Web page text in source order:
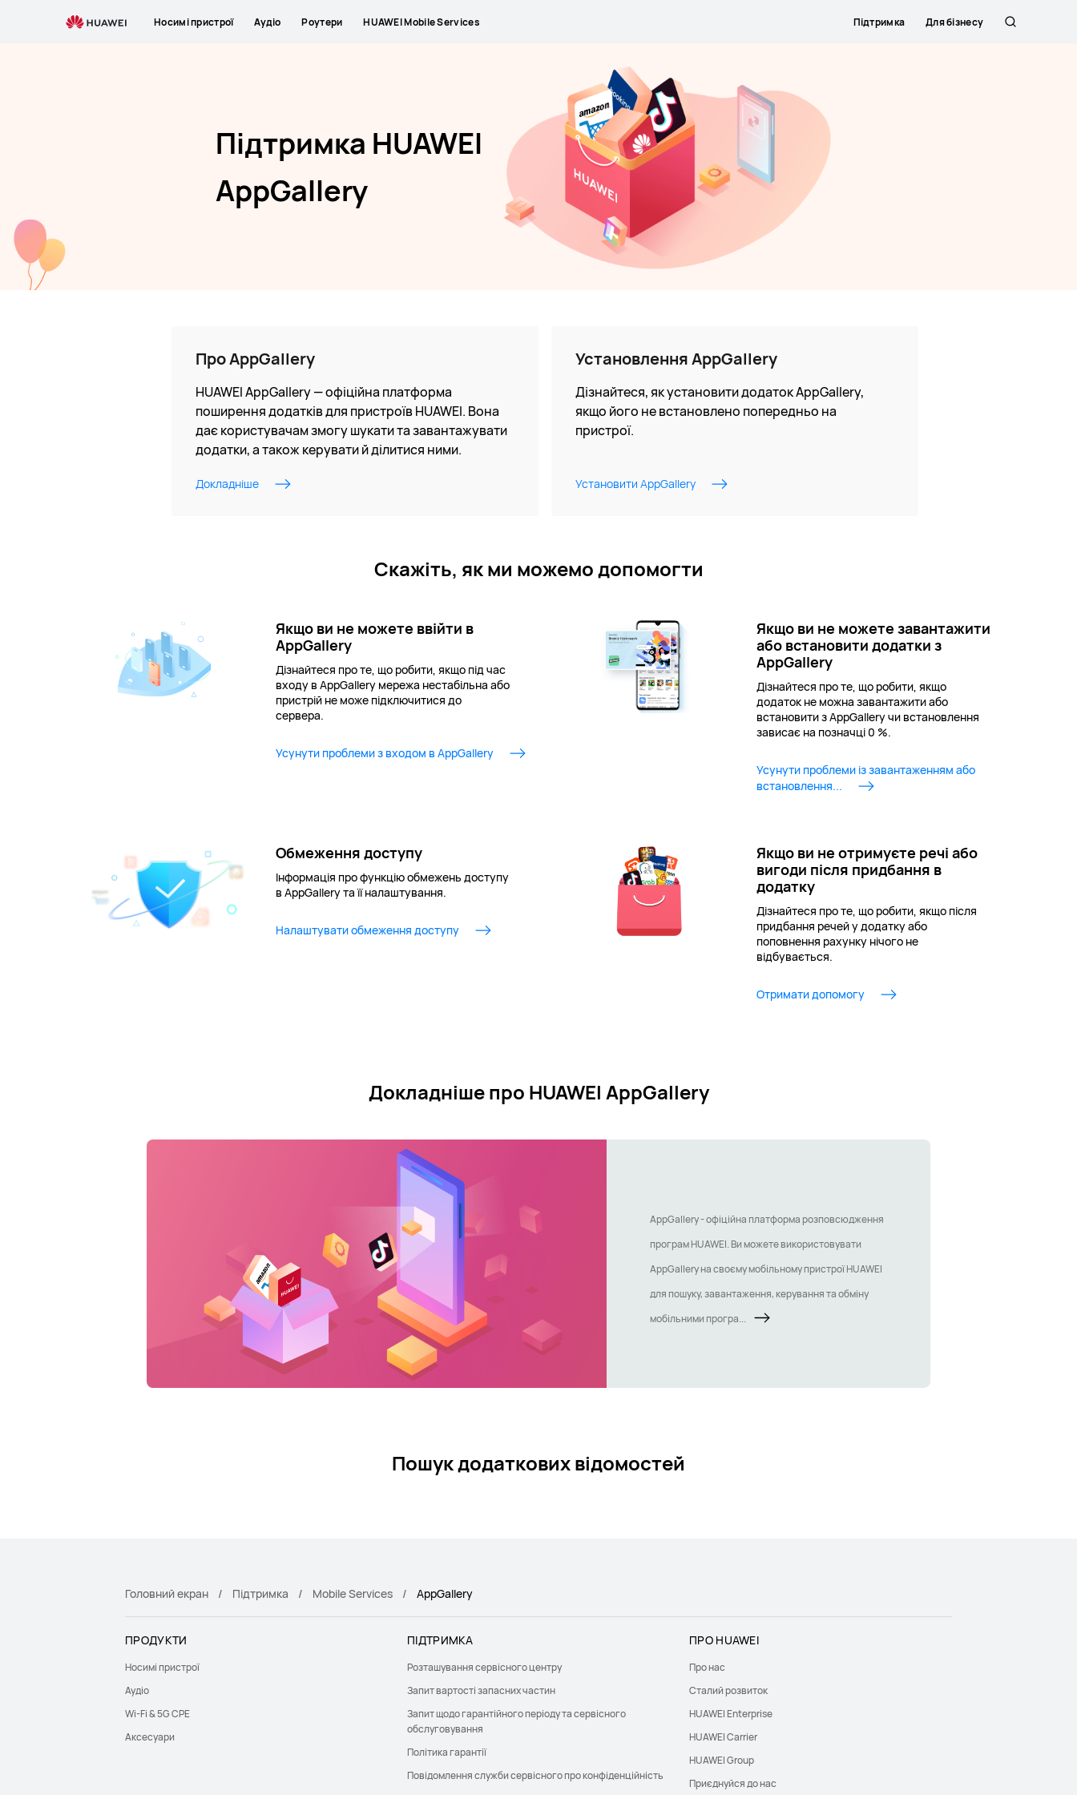
Носимі пристрої Аудіо Роутери HUAWEI Mobile Services Підтримка Для бізнесу
Підтримка HUAWEI
AppGallery
Про AppGallery
HUAWEI AppGallery — офіційна платформа
поширення додатків для пристроїв HUAWEI. Вона
дає користувачам змогу шукати та завантажувати
додатки, а також керувати й ділитися ними.
Докладніше
Установлення AppGallery
Дізнайтеся, як установити додаток AppGallery,
якщо його не встановлено попередньо на
пристрої.
Установити AppGallery
Скажіть, як ми можемо допомогти
Якщо ви не можете ввійти в
AppGallery
Дізнайтеся про те, що робити, якщо під час
входу в AppGallery мережа нестабільна або
пристрій не може підключитися до
сервера.
Усунути проблеми з входом в AppGallery
Якщо ви не можете завантажити
або встановити додатки з
AppGallery
Дізнайтеся про те, що робити, якщо
додаток не можна завантажити або
встановити з AppGallery чи встановлення
зависає на позначці 0 %.
Усунути проблеми із завантаженням або
встановлення...
Обмеження доступу
Інформація про функцію обмежень доступу
в AppGallery та її налаштування.
Налаштувати обмеження доступу
Якщо ви не отримуєте речі або
вигоди після придбання в
додатку
Дізнайтеся про те, що робити, якщо після
придбання речей у додатку або
поповнення рахунку нічого не
відбувається.
Отримати допомогу
Докладніше про HUAWEI AppGallery
AppGallery - офіційна платформа розповсюдження
програм HUAWEI. Ви можете використовувати
AppGallery на своєму мобільному пристрої HUAWEI
для пошуку, завантаження, керування та обміну
мобільними програ...
Пошук додаткових відомостей
Головний екран Підтримка Mobile Services AppGallery
ПРОДУКТИ
Носимі пристрої
Аудіо
Wi-Fi & 5G CPE
Аксесуари
ПІДТРИМКА
Розташування сервісного центру
Запит вартості запасних частин
Запит щодо гарантійного періоду та сервісного
обслуговування
Політика гарантії
Повідомлення служби сервісного про конфіденційність
ПРО HUAWEI
Про нас
Сталий розвиток
HUAWEI Enterprise
HUAWEI Carrier
HUAWEI Group
Приєднуйся до нас